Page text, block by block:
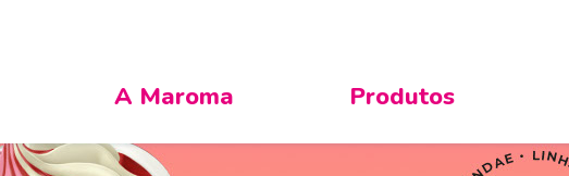
A Maroma Produtos